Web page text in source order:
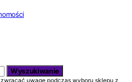
Wyszukiwanie
uwagę podczas wyboru sklepu z